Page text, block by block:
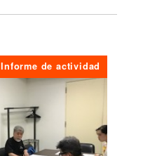
Informe de actividad